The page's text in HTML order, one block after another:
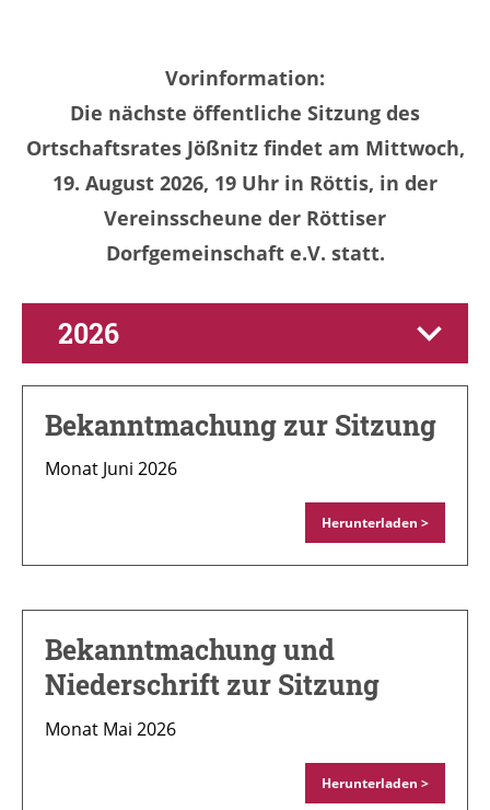
Vorinformation:
Die nächste öffentliche Sitzung des
Ortschaftsrates Jößnitz findet am Mittwoch,
19. August 2026, 19 Uhr in Röttis, in der
Vereinsscheune der Röttiser
Dorfgemeinschaft e.V. statt.
2026
Bekanntmachung zur Sitzung
Monat Juni 2026
Herunterladen >
Bekanntmachung und
Niederschrift zur Sitzung
Monat Mai 2026
Herunterladen >